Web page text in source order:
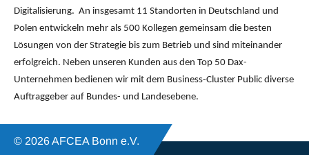
Digitalisierung. An insgesamt 11 Standorten in Deutschland und
Polen entwickeln mehr als 500 Kollegen gemeinsam die besten
Lösungen von der Strategie bis zum Betrieb und sind miteinander
erfolgreich. Neben unseren Kunden aus den Top 50 Dax-
Unternehmen bedienen wir mit dem Business-Cluster Public diverse
Auftraggeber auf Bundes- und Landesebene.
© 2026 AFCEA Bonn e.V.